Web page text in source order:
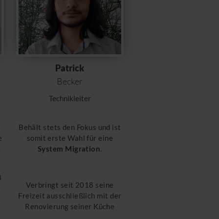
Patrick
Becker
Technikleiter
Behält stets den Fokus und ist
somit erste Wahl für eine
System Migration.
Verbringt seit 2018 seine
Freizeit ausschließlich mit der
Renovierung seiner Küche